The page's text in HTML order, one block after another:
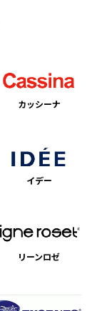
カッシーナ
イデー
リーンロゼ